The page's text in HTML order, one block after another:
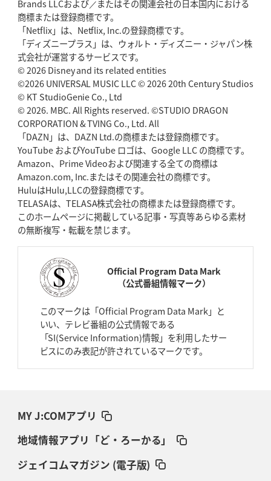
Brands LLCおよび／またはその関連会社の日本国内における
商標または登録商標です。
「Netflix」は、Netflix, Inc.の登録商標です。
「ディズニープラス」は、ウォルト・ディズニー・ジャパン株
式会社が運営するサービスです。
© 2026 Disney and its related entities
©2026 UNIVERSAL MUSIC LLC © 2026 20th Century Studios
© KT StudioGenie Co., Ltd
© 2026. MBC. All Rights reserved. ©STUDIO DRAGON
CORPORATION & TVING Co., Ltd. All
「DAZN」は、DAZN Ltd.の商標または登録商標です。
YouTube およびYouTube ロゴは、Google LLC の商標です。
Amazon、Prime Videoおよび関連する全ての商標は
Amazon.com, Inc.またはその関連会社の商標です。
HuluはHulu,LLCの登録商標です。
TELASAは、TELASA株式会社の商標または登録商標です。
このホームページに掲載している記事・写真等あらゆる素材
の無断複写・転載を禁じます。
Official Program Data Mark
（公式番組情報マーク）
このマークは「Official Program Data Mark」と
いい、テレビ番組の公式情報である
「SI(Service Information)情報」を利用したサー
ビスにのみ表記が許されているマークです。
MY J:COMアプリ
地域情報アプリ「ど・ろーかる」
ジェイコムマガジン (電子版)